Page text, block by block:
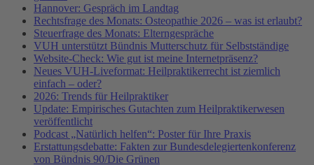
Hannover: Gespräch im Landtag
Rechtsfrage des Monats: Osteopathie 2026 – was ist erlaubt?
Steuerfrage des Monats: Elterngespräche
VUH unterstützt Bündnis Mutterschutz für Selbstständige
Website-Check: Wie gut ist meine Internetpräsenz?
Neues VUH-Liveformat: Heilpraktikerrecht ist ziemlich
einfach – oder?
2026: Trends für Heilpraktiker
Update: Empirisches Gutachten zum Heilpraktikerwesen
veröffentlicht
Podcast „Natürlich helfen“: Poster für Ihre Praxis
Erstattungsdebatte: Fakten zur Bundesdelegiertenkonferenz
von Bündnis 90/Die Grünen